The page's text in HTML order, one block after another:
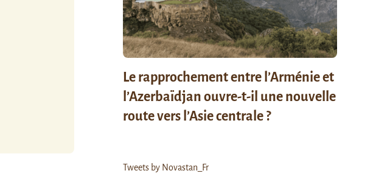
Le rapprochement entre l’Arménie et
l’Azerbaïdjan ouvre-t-il une nouvelle
route vers l’Asie centrale ?
Tweets by Novastan_Fr